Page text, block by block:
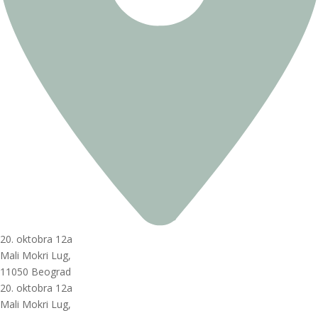
20. oktobra 12a
Mali Mokri Lug,
11050 Beograd
20. oktobra 12a
Mali Mokri Lug,